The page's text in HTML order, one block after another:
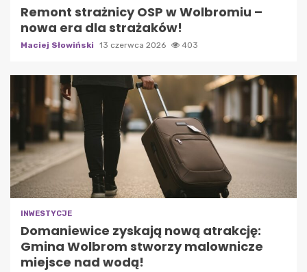
Remont strażnicy OSP w Wolbromiu –
nowa era dla strażaków!
Maciej Słowiński 13 czerwca 2026 403
INWESTYCJE
Domaniewice zyskają nową atrakcję:
Gmina Wolbrom stworzy malownicze
miejsce nad wodą!